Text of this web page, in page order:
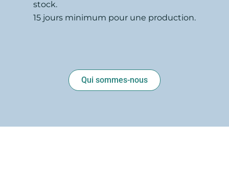
stock.
15 jours minimum pour une production.
Qui sommes-nous